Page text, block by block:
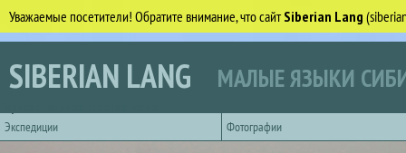
Уважаемые посетители! Обратите внимание, что сайтSiberian Lang
Перейти к основному содержанию
SIBERIAN LANG МАЛЫЕ ЯЗЫКИ
Экспедиции
Фотографии